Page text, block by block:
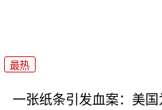
最热
一张纸条引发血案：美国